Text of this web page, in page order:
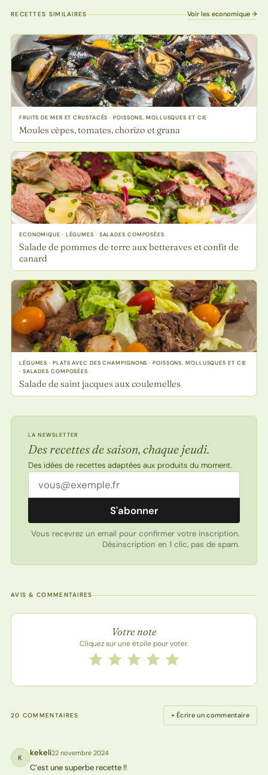
RECETTES SIMILAIRES Voir les economique →
FRUITS DE MER ET CRUSTACÉS · POISSONS, MOLLUSQUES ET CIE
Moules cèpes, tomates, chorizo et grana
ECONOMIQUE · LÉGUMES · SALADES COMPOSÉES
Salade de pommes de terre aux betteraves et confit de
canard
LÉGUMES · PLATS AVEC DES CHAMPIGNONS · POISSONS, MOLLUSQUES ET CIE
· SALADES COMPOSÉES
Salade de saint jacques aux coulemelles
LA NEWSLETTER
Des recettes de saison, chaque jeudi.
Des idées de recettes adaptées aux produits du moment.
Adresse email
S'abonner
Vous recevrez un email pour confirmer votre inscription.
Désinscription en 1 clic, pas de spam.
AVIS & COMMENTAIRES
Note de la recette
Votre note
Cliquez sur une étoile pour voter.
Notez cette recette de 1 à 5 étoiles
5 étoiles
4 étoiles
3 étoiles
2 étoiles
1 étoile
20 COMMENTAIRES + Écrire un commentaire
K kekeli22 novembre 2024
C’est une superbe recette !!